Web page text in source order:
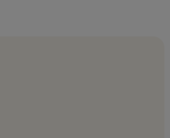
Góra Przylep
Łużyckie